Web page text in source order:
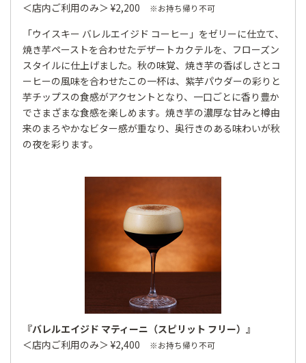
＜店内ご利用のみ＞ ¥2,200
※お持ち帰り不可
「ウイスキー バレルエイジド コーヒー」をゼリーに仕立て、
焼き芋ペーストを合わせたデザートカクテルを、フローズン
スタイルに仕上げました。秋の味覚、焼き芋の香ばしさとコ
ーヒーの風味を合わせたこの一杯は、紫芋パウダーの彩りと
芋チップスの食感がアクセントとなり、一口ごとに香り豊か
でさまざまな食感を楽しめます。焼き芋の濃厚な甘みと樽由
来のまろやかなビター感が重なり、奥行きのある味わいが秋
の夜を彩ります。
『バレルエイジド マティーニ（スピリット フリー）』
＜店内ご利用のみ＞ ¥2,400
※お持ち帰り不可